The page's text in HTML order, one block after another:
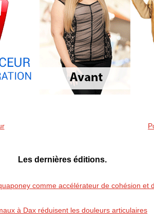
Les dernières éditions.
comme accélérateur de cohésion et
à Dax réduisent les douleurs articulaires